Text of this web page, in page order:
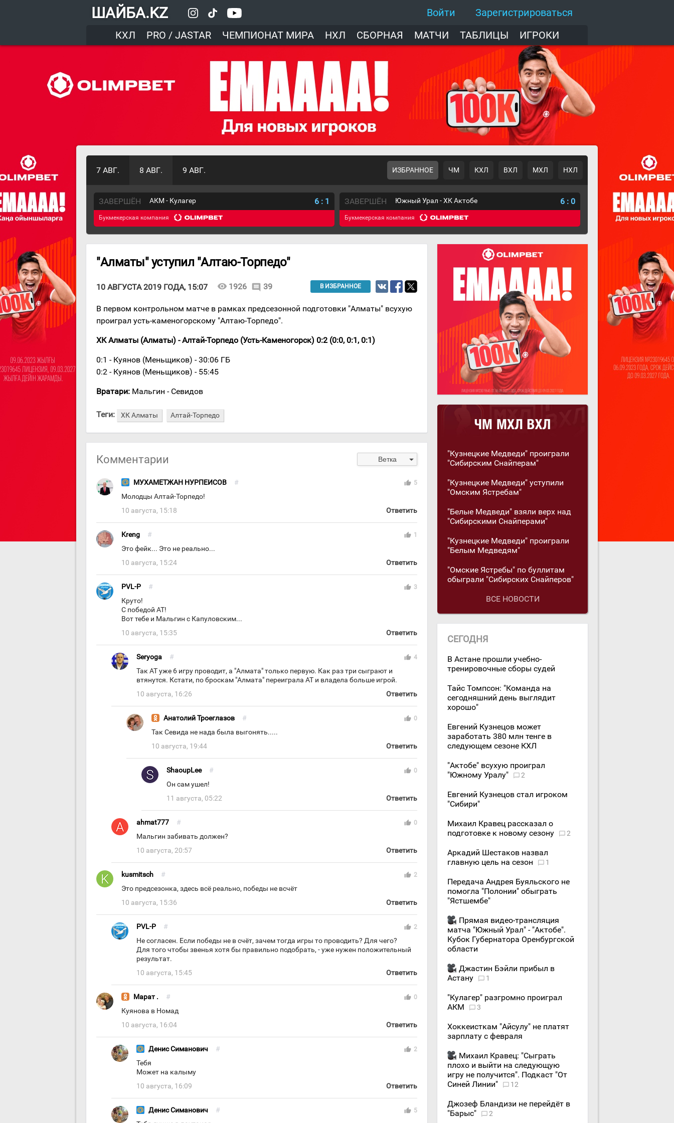
ШАЙБА.KZ Войти
Зарегистрироваться
КХЛ
PRO / JASTAR ЧЕМПИОНАТ МИРА НХЛ СБОРНАЯ МАТЧИ ТАБЛИЦЫ ИГРОКИ
7 АВГ. 8 АВГ. 9 АВГ. ИЗБРАННОЕ ЧМ КХЛ ВХЛ МХЛ НХЛ
ЗАВЕРШЁН АКМ - Кулагер 6 : 1
Букмекерская компания
ЗАВЕРШЁН Южный Урал - ХК Актобе 6 : 0
Букмекерская компания
"Алматы" уступил "Алтаю-Торпедо"
10 АВГУСТА 2019 ГОДА, 15:07 visibility 1926 comment 39 В ИЗБРАННОЕ
В первом контрольном матче в рамках предсезонной подготовки "Алматы" всухую
проиграл усть-каменогорскому "Алтаю-Торпедо".
ХК Алматы (Алматы) - Алтай-Торпедо (Усть-Каменогорск) 0:2 (0:0, 0:1, 0:1)
0:1 - Куянов (Меньщиков) - 30:06 ГБ
0:2 - Куянов (Меньщиков) - 55:45
Вратари: Мальгин - Севидов
Теги: ХК Алматы Алтай-Торпедо
Комментарии Ветка arrow_drop_down
МУХАМЕТЖАН НУРПЕИСОВ # thumb_up 5
Молодцы Алтай-Торпедо!
10 августа, 15:18
Ответить
Kreng # thumb_up 1
Это фейк... Это не реально...
10 августа, 15:24
Ответить
PVL-P # thumb_up 3
Круто!
С победой АТ!
Вот тебе и Мальгин с Капуловским...
10 августа, 15:35
Ответить
Seryoga # thumb_up 4
Так АТ уже 6 игру проводит, а "Алмата" только первую. Как раз три сыграют и
втянутся. Кстати, по броскам "Алмата" переиграла АТ и владела больше игрой.
10 августа, 16:26
Ответить
Анатолий Троеглазов # thumb_up 0
Так Севида не нада была выгонять.....
10 августа, 19:44
Ответить
ShaoupLee # thumb_up 0
Он сам ушел!
11 августа, 05:22
Ответить
ahmat777 # thumb_up 0
Мальгин забивать должен?
10 августа, 20:57
Ответить
kusmitsch # thumb_up 2
Это предсезонка, здесь всё реально, победы не всчёт
10 августа, 15:36
Ответить
PVL-P # thumb_up 2
Не согласен. Если победы не в счёт, зачем тогда игры то проводить? Для чего?
Для того чтобы звенья хотя бы правильно подобрать, - уже нужен положительный
результат.
10 августа, 15:45
Ответить
Марат . # thumb_up 0
Куянова в Номад
10 августа, 16:04
Ответить
Денис Симaнович # thumb_up 2
Тебя
Может на калыму
10 августа, 16:09
Ответить
Денис Симaнович # thumb_up 5
"Кузнецкие Медведи" проиграли
"Сибирским Снайперам"
"Кузнецкие Медведи" уступили
"Омским Ястребам"
"Белые Медведи" взяли верх над
"Сибирскими Снайперами"
"Кузнецкие Медведи" проиграли
"Белым Медведям"
"Омские Ястребы" по буллитам
обыграли "Сибирских Снайперов"
ВСЕ НОВОСТИ
СЕГОДНЯ
В Астане прошли учебно-
тренировочные сборы судей
Тайс Томпсон: "Команда на
сегодняшний день выглядит
хорошо"
Евгений Кузнецов может
заработать 380 млн тенге в
следующем сезоне КХЛ
"Актобе" всухую проиграл
"Южному Уралу"
2
Евгений Кузнецов стал игроком
"Сибири"
Михаил Кравец рассказал о
подготовке к новому сезону
2
Аркадий Шестаков назвал
главную цель на сезон
1
Передача Андрея Буяльского не
помогла "Полонии" обыграть
"Ястшембе"
Прямая видео-трансляция
матча "Южный Урал" - "Актобе".
Кубок Губернатора Оренбургской
области
Джастин Бэйли прибыл в
Астану
1
"Кулагер" разгромно проиграл
АКМ
3
Хоккеисткам "Айсулу" не платят
зарплату с февраля
Михаил Кравец: "Сыграть
плохо и выйти на следующую
игру не получится". Подкаст "От
Синей Линии"
12
Джозеф Бландизи не перейдёт в
"Барыс"
2